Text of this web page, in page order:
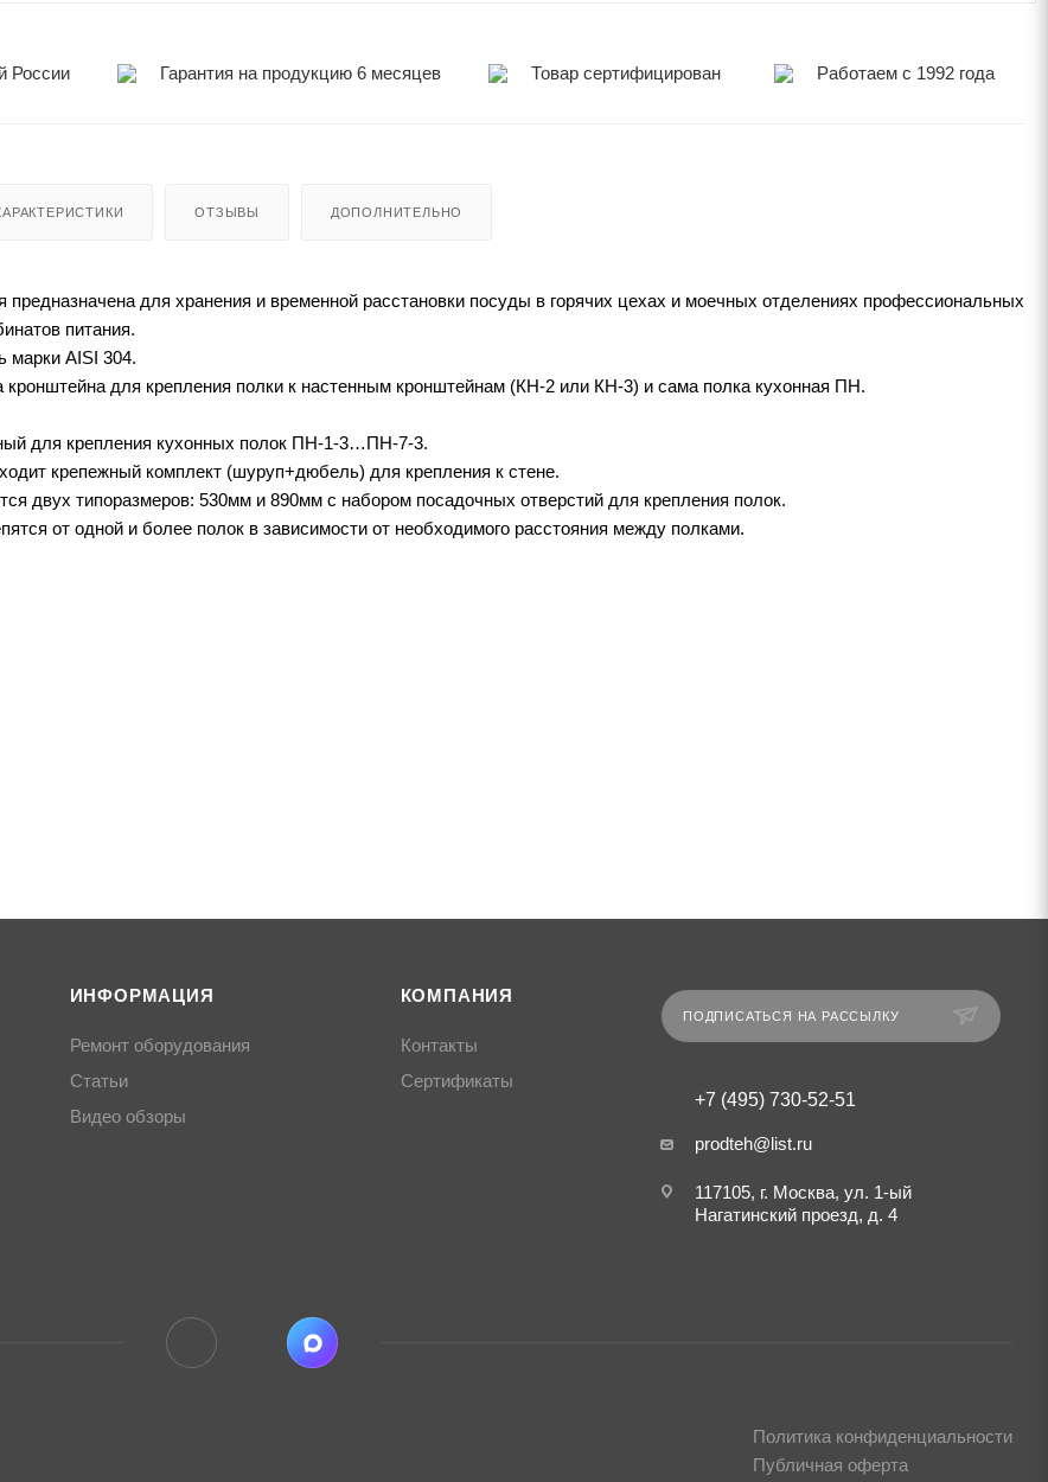
России Гарантия на продукцию 6 месяцев Товар сертифицирован Работаем с 1992 года
ОТЗЫВЫ ДОПОЛНИТЕЛЬНО
для хранения и временной расстановки посуды в горячих цехах и моечных отделениях профессиональных
питания.
марки AISI 304.
кронштейна для крепления полки к настенным кронштейнам (КН-2 или КН-3) и сама полка кухонная ПН.
для крепления кухонных полок ПН-1-3…ПН-7-3.
крепежный комплект (шуруп+дюбель) для крепления к стене.
двух типоразмеров: 530мм и 890мм с набором посадочных отверстий для крепления полок.
от одной и более полок в зависимости от необходимого расстояния между полками.
ИНФОРМАЦИЯ
Ремонт оборудования
Статьи
Видео обзоры
КОМПАНИЯ
Контакты
Сертификаты
ПОДПИСАТЬСЯ НА РАССЫЛКУ
+7 (495) 730-52-51
prodteh@list.ru
117105, г. Москва, ул. 1-ый
Нагатинский проезд, д. 4
Политика конфиденциальности
Публичная оферта